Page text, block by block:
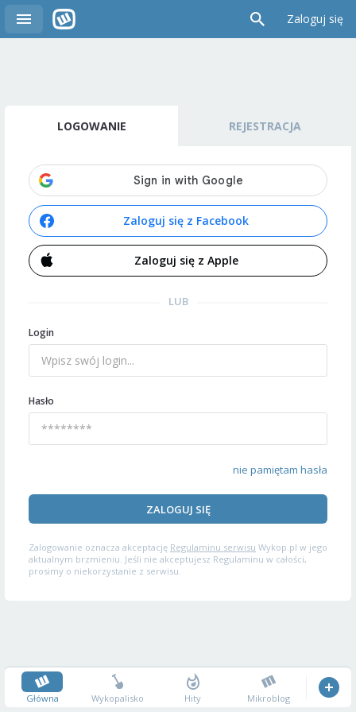
Zaloguj się
LOGOWANIE REJESTRACJA
Zaloguj się z Facebook
Zaloguj się z Apple
LUB
Login
Hasło
nie pamiętam hasła
ZALOGUJ SIĘ
Zalogowanie oznacza akceptację Regulaminu serwisu Wykop.pl w jego
aktualnym brzmieniu. Jeśli nie akceptujesz Regulaminu w całości,
prosimy o niekorzystanie z serwisu.
Główna Wykopalisko Hity Mikroblog